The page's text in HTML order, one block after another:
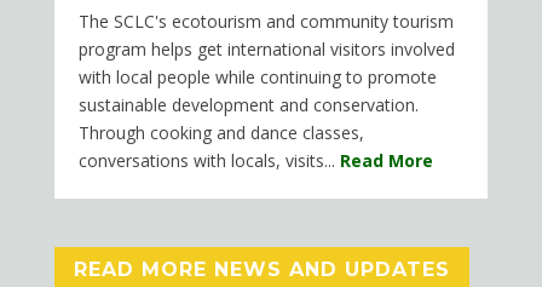
The SCLC's ecotourism and community tourism
program helps get international visitors involved
with local people while continuing to promote
sustainable development and conservation.
Through cooking and dance classes,
conversations with locals, visits... Read More
READ MORE NEWS AND UPDATES